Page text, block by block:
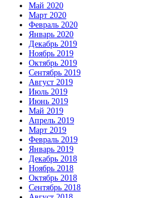
Май 2020
Март 2020
Февраль 2020
Январь 2020
Декабрь 2019
Ноябрь 2019
Октябрь 2019
Сентябрь 2019
Август 2019
Июль 2019
Июнь 2019
Май 2019
Апрель 2019
Март 2019
Февраль 2019
Январь 2019
Декабрь 2018
Ноябрь 2018
Октябрь 2018
Сентябрь 2018